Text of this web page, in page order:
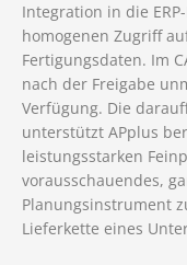
Integration in die
homogenen Zugriff
Fertigungsdaten. Im
nach der Freigabe
Verfügung. Die
unterstützt APplus
leistungsstarken
vorausschauendes,
Planungsinstrument
Lieferkette eines